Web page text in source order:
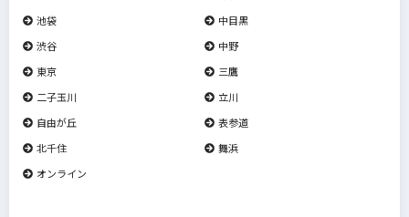
池袋
中目黒
渋谷
中野
東京
三鷹
二子玉川
立川
自由が丘
表参道
北千住
舞浜
オンライン